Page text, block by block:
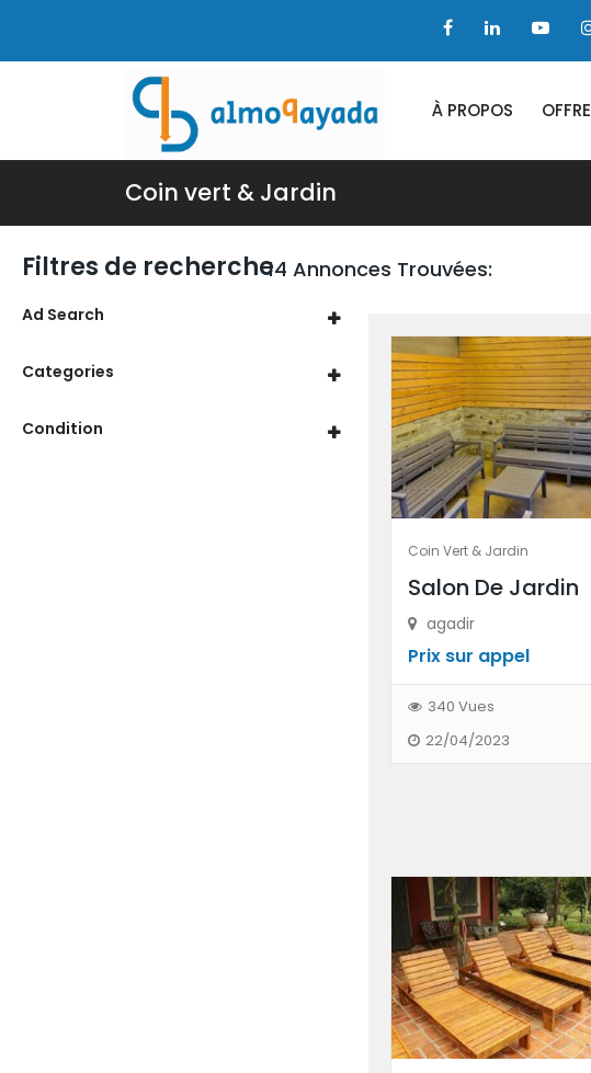
À PROPOS OFFRE
Coin vert & Jardin
14 Annonces Trouvées:
Filtres de recherche
Ad Search
Categories
Condition
Coin Vert & Jardin
Salon De Jardin
agadir
Prix ​​sur appel
340 Vues
22/04/2023